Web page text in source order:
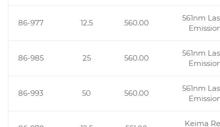
86-977 12.5 560.00
561nm
86-985 25 560.00
561nm
86-993 50 560.00
561nm
Keima